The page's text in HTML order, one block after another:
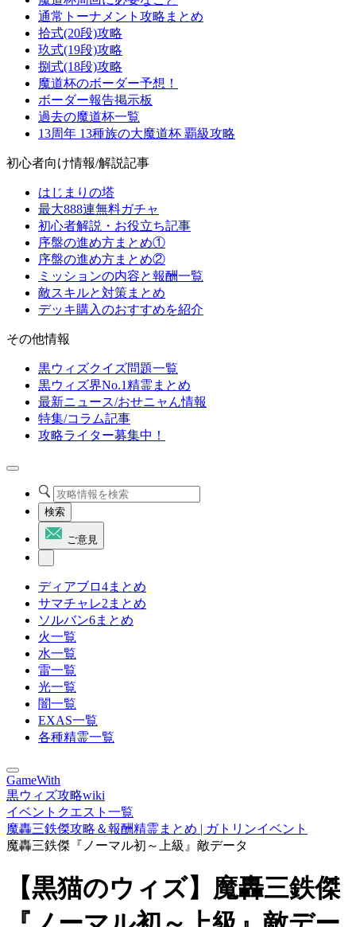
通常トーナメント攻略まとめ
拾式(20段)攻略
玖式(19段)攻略
捌式(18段)攻略
魔道杯のボーダー予想！
ボーダー報告掲示板
過去の魔道杯一覧
13周年 13種族の大魔道杯 覇級攻略
初心者向け情報/解説記事
はじまりの塔
最大888連無料ガチャ
初心者解説・お役立ち記事
序盤の進め方まとめ①
序盤の進め方まとめ②
ミッションの内容と報酬一覧
敵スキルと対策まとめ
デッキ購入のおすすめを紹介
その他情報
黒ウィズクイズ問題一覧
黒ウィズ界No.1精霊まとめ
最新ニュース/おせニャん情報
特集/コラム記事
攻略ライター募集中！
検索
ご意見
ディアブロ4まとめ
サマチャレ2まとめ
ソルバン6まとめ
火一覧
水一覧
雷一覧
光一覧
闇一覧
EXAS一覧
各種精霊一覧
GameWith
黒ウィズ攻略wiki
イベントクエスト一覧
魔轟三鉄傑攻略＆報酬精霊まとめ | ガトリンイベント
魔轟三鉄傑『ノーマル初～上級』敵データ
【黒猫のウィズ】魔轟三鉄傑